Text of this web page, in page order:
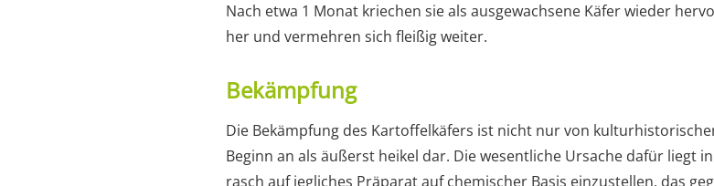
Nach etwa 1 Monat kriechen sie als ausgewachsene Käfer wieder
her und vermehren sich fleißig weiter.
Bekämpfung
Die Bekämpfung des Kartoffelkäfers ist nicht nur von
Beginn an als äußerst heikel dar. Die wesentliche Ursache dafür liegt
rasch auf jegliches Präparat auf chemischer Basis einzustellen, das